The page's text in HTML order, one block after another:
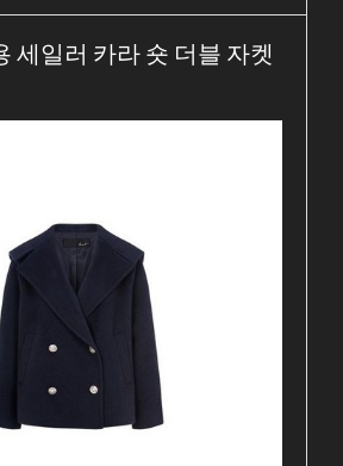
세일러 카라 숏 더블 자켓